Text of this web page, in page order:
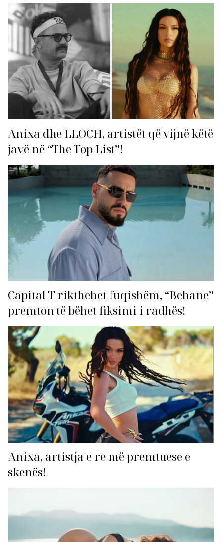
Anixa dhe LLOCH, artistët që vijnë këtë
javë në “The Top List”!
Capital T rikthehet fuqishëm, “Behane”
premton të bëhet fiksimi i radhës!
Anixa, artistja e re më premtuese e
skenës!